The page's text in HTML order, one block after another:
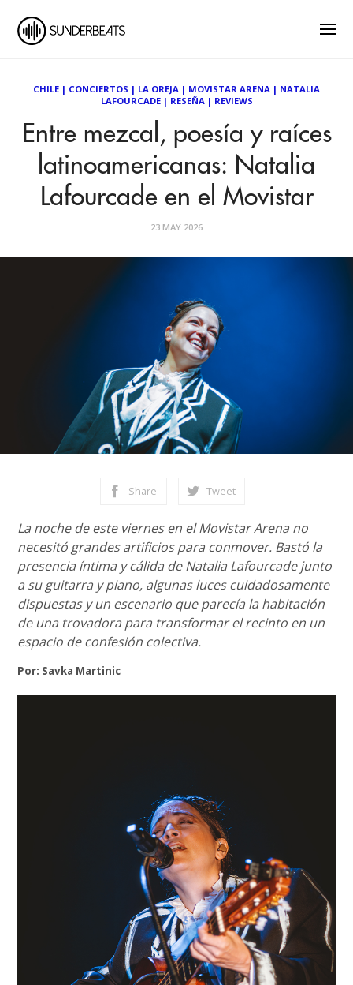
CHILE | CONCIERTOS | LA OREJA | MOVISTAR ARENA | NATALIA
LAFOURCADE| RESEÑA| REVIEWS
Entre mezcal, poesía y raíces
latinoamericanas: Natalia
Lafourcade en el Movistar
23 MAY 2026
Share Tweet
La noche de este viernes en el Movistar Arena no
necesitó grandes artificios para conmover. Bastó la
presencia íntima y cálida de Natalia Lafourcade junto
a su guitarra y piano, algunas luces cuidadosamente
dispuestas y un escenario que parecía la habitación
de una trovadora para transformar el recinto en un
espacio de confesión colectiva.
Por: Savka Martinic